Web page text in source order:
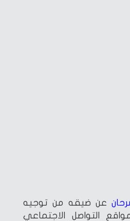
عن ضيقه من توجيه
التواصل الاجتماعي